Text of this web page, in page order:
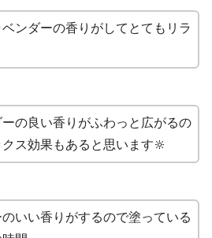
ベンダーの香りがしてとてもリラ
の良い香りがふわっと広がるの
ス効果もあると思います🔆
いい香りがするので塗っている